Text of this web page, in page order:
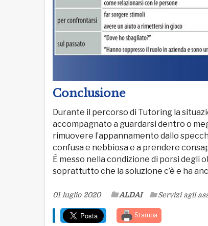
Conclusione
Durante il percorso di Tutoring la
accompagnato a guardarsi dentro o
rimuovere l’appannamento dallo
confusa e nebbiosa e a prendere
È messo nella condizione di porsi degli
soprattutto che la soluzione c’è e ha
01 luglio 2020 ALDAI Servizi agli
Stampa